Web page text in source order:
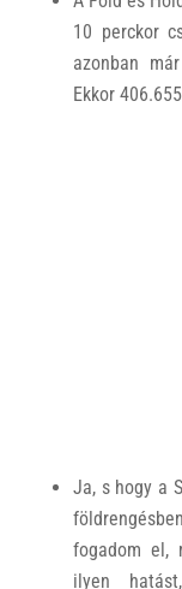
10 perckor
azonban
Ekkor
Ja, s hogy a
fogadom el,
ilyen